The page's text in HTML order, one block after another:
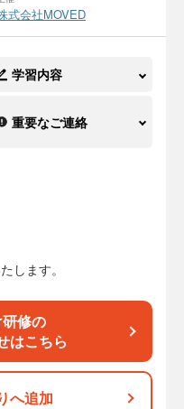
式会社MOVED
学習内容
重要なご連絡
します。
修の
はこちら
へ追加